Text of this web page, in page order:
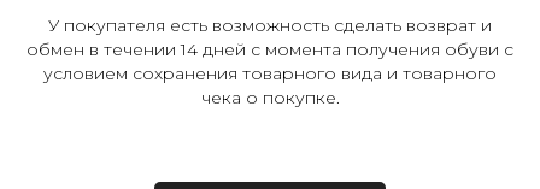
У покупателя есть возможность сделать возврат и
обмен в течении 14 дней с момента получения обуви с
условием сохранения товарного вида и товарного
чека о покупке.